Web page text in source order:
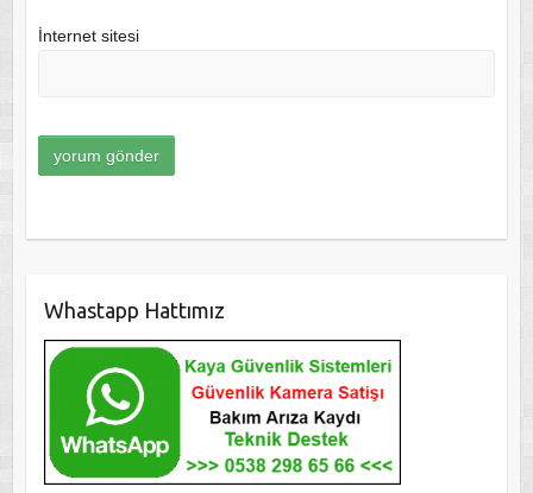
İnternet sitesi
Whastapp Hattımız